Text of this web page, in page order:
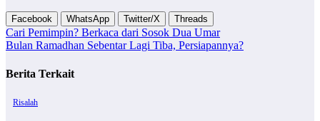
Facebook WhatsApp Twitter/X Threads
Navigasi
pos
Cari Pemimpin? Berkaca dari Sosok Dua Umar
Bulan Ramadhan Sebentar Lagi Tiba, Persiapannya?
Berita Terkait
Risalah